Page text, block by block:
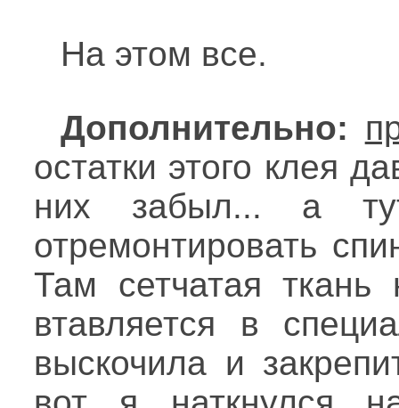
На этом все.
Дополнительно:
остатки этого клея
них забыл... а
отремонтировать
Там сетчатая
втавляется в
выскочила и